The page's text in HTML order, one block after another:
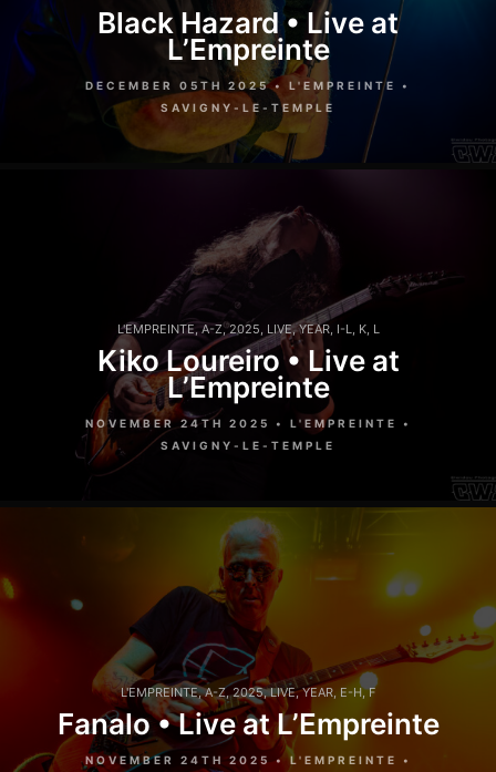
Black Hazard • Live at
L’Empreinte
DECEMBER 05TH 2025 • L'EMPREINTE •
SAVIGNY-LE-TEMPLE
L'EMPREINTE,A-Z,2025 LIVE,YEAR, I-L K, L
Kiko Loureiro • Live at
L’Empreinte
NOVEMBER 24TH 2025 • L'EMPREINTE •
SAVIGNY-LE-TEMPLE
L'EMPREINTE,A-Z,2025,LIVE,YEAR, E-H,F
Fanalo • Live at L’Empreinte
NOVEMBER 24TH 2025 • L'EMPREINTE •